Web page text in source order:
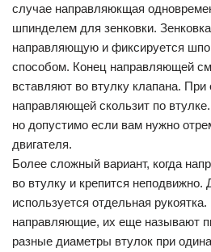
случае направляюкщая
шпинделем для зенковки.
направляющую и фиксируется
способом. Конец направляющей
вставляют во втулку клапана. При
направляющей скользит по
но допустимо если вам нужно
двигателя.
Более сложный вариант, когда
во втулку и крепится
используется отдельная
направляющие, их еще называют
разные диаметры втулок при